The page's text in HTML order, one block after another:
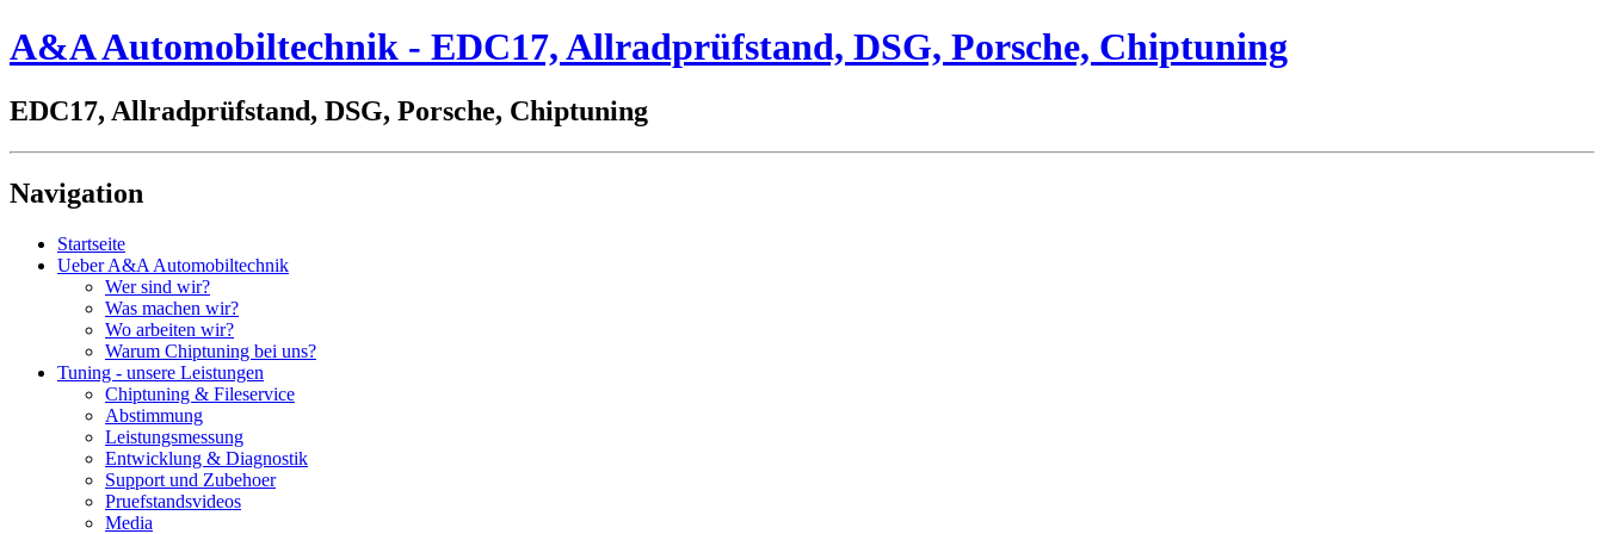
A&A Automobiltechnik - EDC17, Allradprüfstand, DSG, Porsche, Chiptuning
EDC17, Allradprüfstand, DSG, Porsche, Chiptuning
Navigation
Startseite
Ueber A&A Automobiltechnik
Wer sind wir?
Was machen wir?
Wo arbeiten wir?
Warum Chiptuning bei uns?
Tuning - unsere Leistungen
Chiptuning & Fileservice
Abstimmung
Leistungsmessung
Entwicklung & Diagnostik
Support und Zubehoer
Pruefstandsvideos
Media